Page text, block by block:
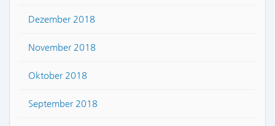
Dezember 2018
November 2018
Oktober 2018
September 2018